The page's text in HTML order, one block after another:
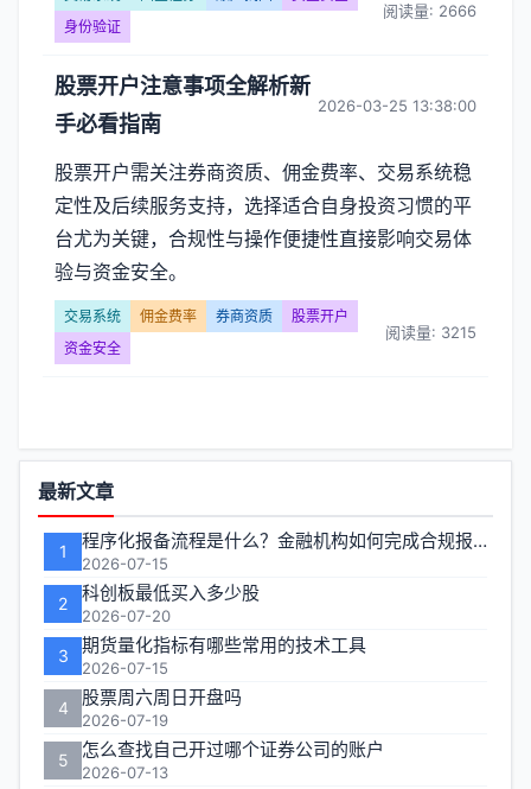
身份验证
阅读量: 2666
股票开户注意事项全解析新
手必看指南
2026-03-25 13:38:00
股票开户需关注券商资质、佣金费率、交易系统稳
定性及后续服务支持，选择适合自身投资习惯的平
台尤为关键，合规性与操作便捷性直接影响交易体
验与资金安全。
交易系统 佣金费率 券商资质
股票开户
资金安全
阅读量: 3215
功
能
区
最新文章
1 程序化报备流程是什么？金融机构如何完成合规报备
2026-07-15
2 科创板最低买入多少股
2026-07-20
3 期货量化指标有哪些常用的技术工具
2026-07-15
4 股票周六周日开盘吗
2026-07-19
5 怎么查找自己开过哪个证券公司的账户
2026-07-13